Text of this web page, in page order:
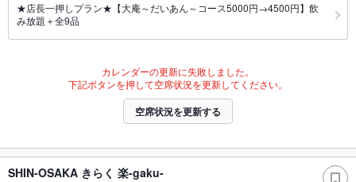
★店長一押しプラン★【大庵～だいあん～コース5000円→4500円】飲
み放題＋全9品
カレンダーの更新に失敗しました。
下記ボタンを押して空席状況を更新してください。
空席状況を更新する
SHIN-OSAKA きらく 楽-gaku-